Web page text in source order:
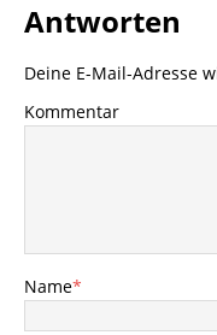
Antworten
Deine E-Mail-Adresse
Kommentar
Name*